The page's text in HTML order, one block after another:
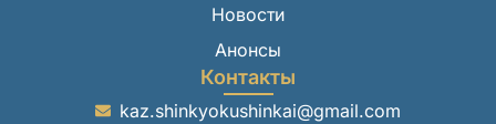
Новости
Анонсы
Контакты
kaz.shinkyokushinkai@gmail.com